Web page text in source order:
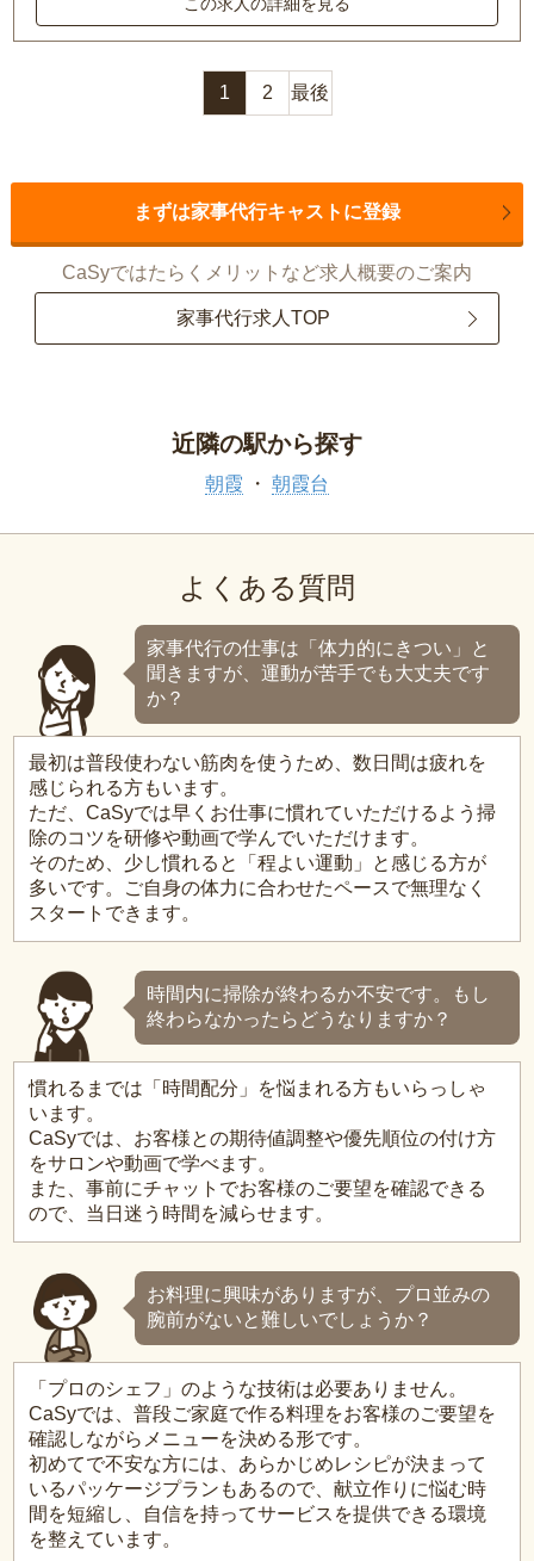
1 2 最後
まずは家事代行キャストに登録
CaSyではたらくメリットなど求人概要のご案内
家事代行求人TOP
近隣の駅から探す
朝霞 朝霞台
よくある質問
家事代行の仕事は「体力的にきつい」と
聞きますが、運動が苦手でも大丈夫です
か？
最初は普段使わない筋肉を使うため、数日間は疲れを
感じられる方もいます。
ただ、CaSyでは早くお仕事に慣れていただけるよう掃
除のコツを研修や動画で学んでいただけます。
そのため、少し慣れると「程よい運動」と感じる方が
多いです。ご自身の体力に合わせたペースで無理なく
スタートできます。
時間内に掃除が終わるか不安です。もし
終わらなかったらどうなりますか？
慣れるまでは「時間配分」を悩まれる方もいらっしゃ
います。
CaSyでは、お客様との期待値調整や優先順位の付け方
をサロンや動画で学べます。
また、事前にチャットでお客様のご要望を確認できる
ので、当日迷う時間を減らせます。
お料理に興味がありますが、プロ並みの
腕前がないと難しいでしょうか？
「プロのシェフ」のような技術は必要ありません。
CaSyでは、普段ご家庭で作る料理をお客様のご要望を
確認しながらメニューを決める形です。
初めてで不安な方には、あらかじめレシピが決まって
いるパッケージプランもあるので、献立作りに悩む時
間を短縮し、自信を持ってサービスを提供できる環境
を整えています。